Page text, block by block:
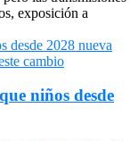
exposición a
niños desde